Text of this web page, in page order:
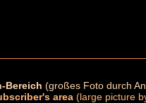
Bereich (großes Foto durch
area (large picture